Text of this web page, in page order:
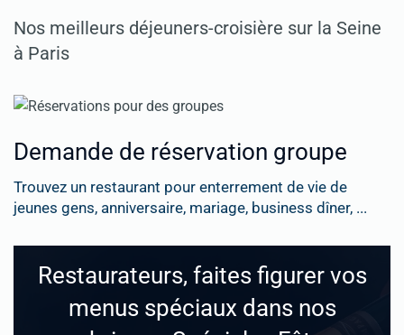
Nos meilleurs déjeuners-croisière sur la Seine
à Paris
Demande de réservation groupe
Trouvez un restaurant pour enterrement de vie de
jeunes gens, anniversaire, mariage, business dîner, ...
Restaurateurs, faites figurer vos
menus spéciaux dans nos